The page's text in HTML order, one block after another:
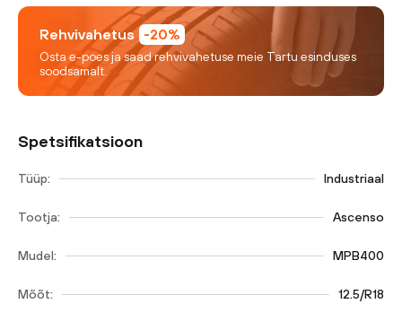
Rehvivahetus -20%
Osta e-poes ja saad rehvivahetuse meie Tartu esinduses
soodsamalt.
Spetsifikatsioon
Tüüp: Industriaal
Tootja: Ascenso
Mudel: MPB400
Mõõt: 12.5/R18